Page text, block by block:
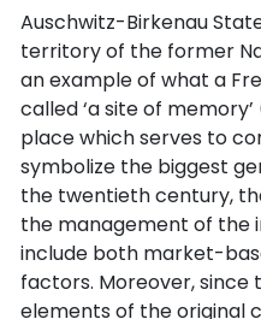
Auschwitz-Birkenau
territory of the former
an example of what a
called ‘a site of
place which serves to
symbolize the biggest
the twentieth century,
the management of the
include both market-
factors. Moreover, since
elements of the original